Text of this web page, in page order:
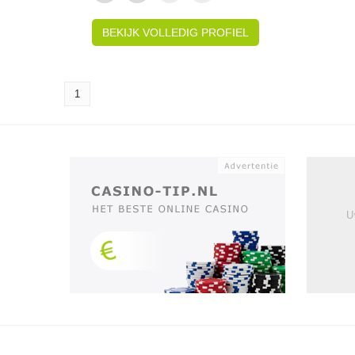
BEKIJK VOLLEDIG PROFIEL
1